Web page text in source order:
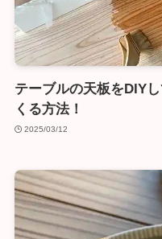
テーブルの天板をDIY
くる方法！
2025/03/12